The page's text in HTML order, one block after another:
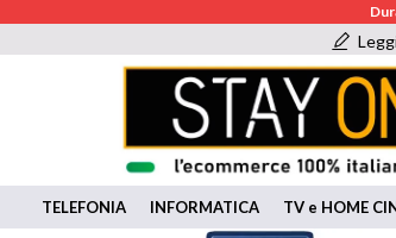
TELEFONIA INFORMATICA TV e HOME